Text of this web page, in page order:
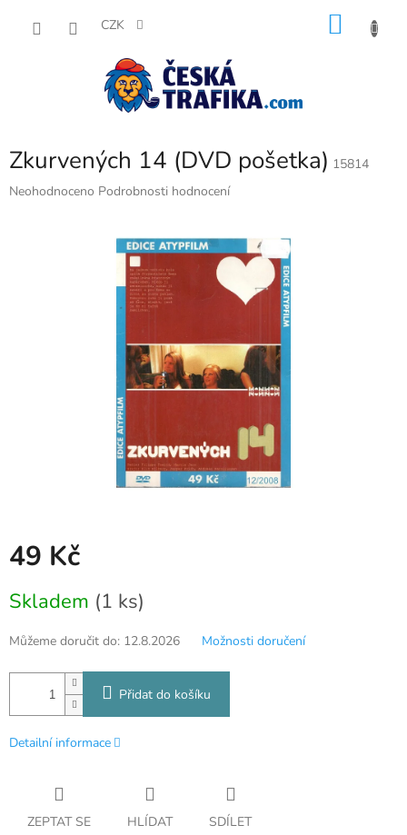
CZK
Zkurvených 14 (DVD pošetka) 15814
Průměrné
Neohodnoceno Podrobnosti hodnocení
49 Kč
cena:
Skladem (1 ks)
Můžeme doručit do: 12.8.2026 Možnosti doručení
Přidat do košíku
Detailní informace
ZEPTAT SE HLÍDAT SDÍLET